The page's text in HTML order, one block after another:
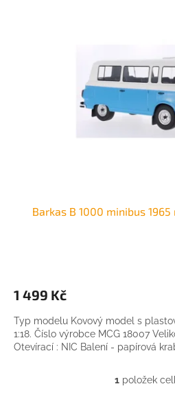
Barkas B 1000 minibus 1965
1 499 Kč
Typ modelu Kovový model s
1:18. Číslo výrobce MCG 18007
Otevírací : NIC Balení - papírová
O
1 položek